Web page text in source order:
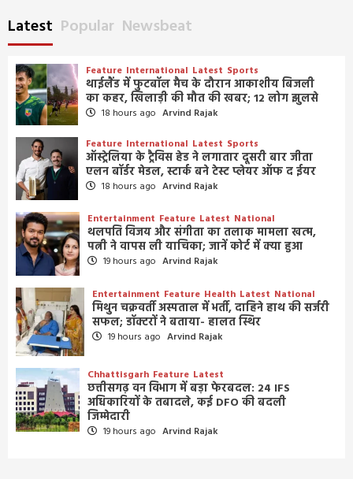
Latest Popular Newsbeat
Feature International Latest Sports
थाईलैंड में फुटबॉल मैच के दौरान आकाशीय बिजली
का कहर, खिलाड़ी की मौत की खबर; 12 लोग झुलसे
18 hours ago Arvind Rajak
Feature International Latest Sports
ऑस्ट्रेलिया के ट्रैविस हेड ने लगातार दूसरी बार जीता
एलन बॉर्डर मेडल, स्टार्क बने टेस्ट प्लेयर ऑफ द ईयर
18 hours ago Arvind Rajak
Entertainment Feature Latest National
थलपति विजय और संगीता का तलाक मामला खत्म,
पत्नी ने वापस ली याचिका; जानें कोर्ट में क्या हुआ
19 hours ago Arvind Rajak
Entertainment Feature Health Latest National
मिथुन चक्रवर्ती अस्पताल में भर्ती, दाहिने हाथ की सर्जरी
सफल; डॉक्टरों ने बताया- हालत स्थिर
19 hours ago Arvind Rajak
Chhattisgarh Feature Latest
छत्तीसगढ़ वन विभाग में बड़ा फेरबदल: 24 IFS
अधिकारियों के तबादले, कई DFO की बदली
जिम्मेदारी
19 hours ago Arvind Rajak